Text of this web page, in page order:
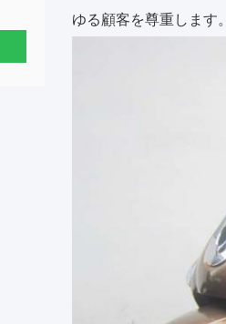
ゆる顧客を尊重します。